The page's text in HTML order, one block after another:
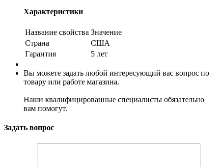
Характеристики
Название свойства Значение
Страна
США
Гарантия
5 лет
Вы можете задать любой интересующий вас вопрос по
товару или работе магазина.
Наши квалифицированные специалисты обязательно
вам помогут.
Задать вопрос